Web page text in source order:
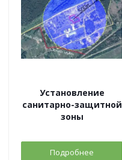
Установление
санитарно-защитной
зоны
Подробнее